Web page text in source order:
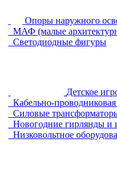
Опоры наружного
МАФ (малые
Светодиодные фигуры
Детское
Кабельно-
Силовые
Новогодние гирлянды и
Низковольтное